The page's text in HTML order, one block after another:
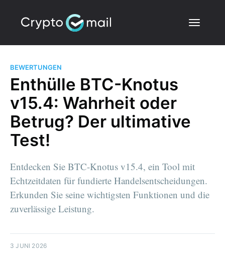
BEWERTUNGEN
Enthülle BTC-Knotus
v15.4: Wahrheit oder
Betrug? Der ultimative
Test!
Entdecken Sie BTC-Knotus v15.4, ein Tool mit
Echtzeitdaten für fundierte Handelsentscheidungen.
Erkunden Sie seine wichtigsten Funktionen und die
zuverlässige Leistung.
3 JUNI 2026